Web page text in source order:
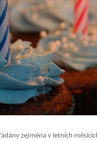
zejména v letních